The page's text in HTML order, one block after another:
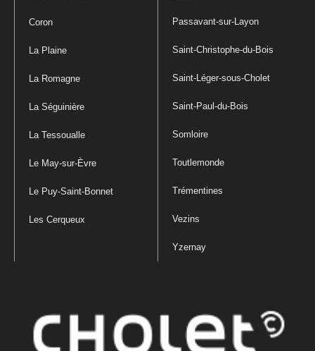
Coron
La Plaine
La Romagne
La Séguinière
La Tessoualle
Le May-sur-Èvre
Le Puy-Saint-Bonnet
Les Cerqueux
Passavant-sur-Layon
Saint-Christophe-du-Bois
Saint-Léger-sous-Cholet
Saint-Paul-du-Bois
Somloire
Toutlemonde
Trémentines
Vezins
Yzernay